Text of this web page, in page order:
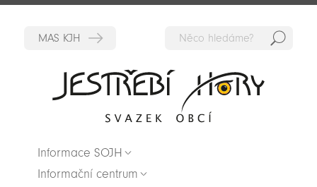
Informace SOJH
Informační centrum